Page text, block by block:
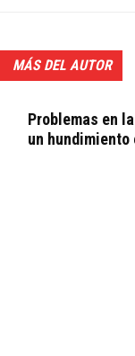
MÁS DEL AUTOR
Problemas en
un hundimiento